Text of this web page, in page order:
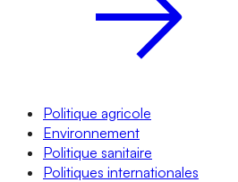
Politique agricole
Environnement
Politique sanitaire
Politiques internationales